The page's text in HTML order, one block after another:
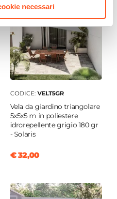
necessari
CODICE: VELT5GR
Vela da giardino triangolare
5x5x5 m in poliestere
idrorepellente grigio 180 gr
- Solaris
€ 32,00